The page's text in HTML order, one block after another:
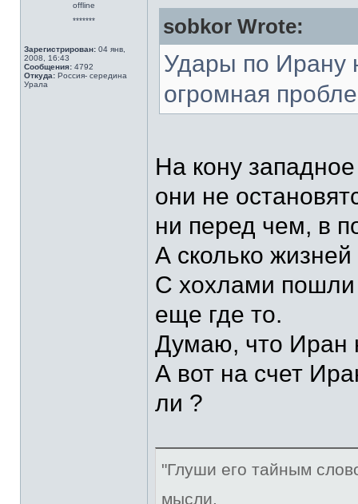
offline
*******
Зарегистрирован: 04 янв,
2008, 16:43
Сообщения: 4792
Откуда: Россия- середина
Урала
sobkor Wrote:
Удары по Ирану
огромная
На кону
они не
ни перед чем, в
А сколько
С хохлами пошли
еще где то.
Думаю, что Иран
А вот на счет
ли ?
"Глуши его тайным
мысли.